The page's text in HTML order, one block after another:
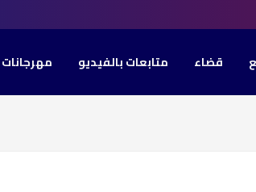
قضاء متابعات بالفيديو مهرجانات